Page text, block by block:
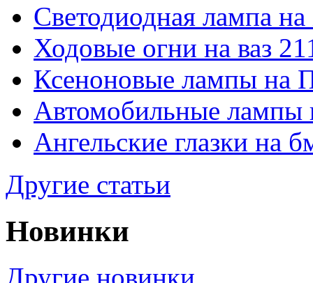
Светодиодная лампа
Ходовые огни на ваз
Ксеноновые лампы на
Автомобильные лампы
Ангельские глазки на
Другие статьи
Новинки